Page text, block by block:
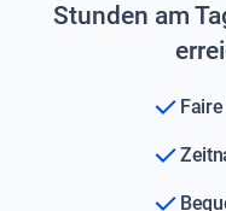
Stunden am